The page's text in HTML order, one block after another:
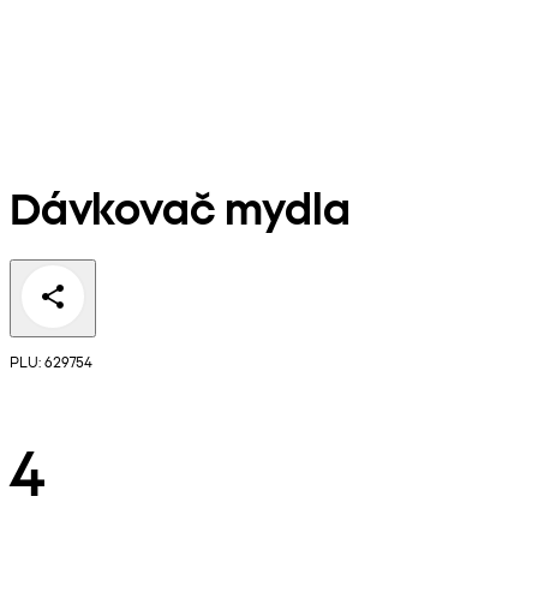
Dávkovač mydla
PLU: 629754
4